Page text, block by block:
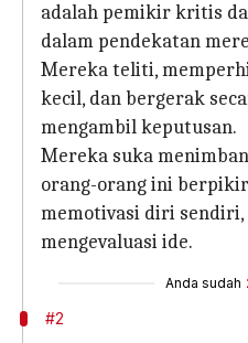
adalah pemikir kritis
dalam pendekatan
Mereka teliti,
kecil, dan bergerak
mengambil keputusan.
Mereka suka
orang-orang ini
memotivasi diri sendiri,
mengevaluasi ide.
Anda sudah
#2